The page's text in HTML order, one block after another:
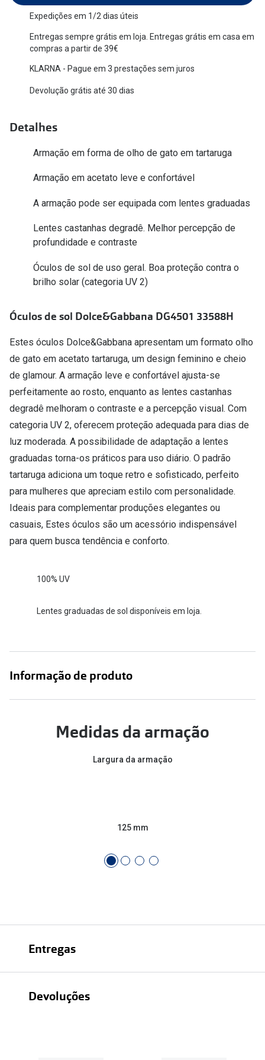
Versace
Prada
Todas as marcas
Marcas Exclusivas
Unofficial
Redondos
Conselhos
🆕 Guia de Compras para o formato do seu
Óculos de sol para todos
Lifestyle
Saiba mais sobre as suas marcas favoritas
Expedições em 1/2 dias úteis
Entregas sempre grátis em loja. Entregas grátis em casa em
compras a partir de 39€
KLARNA - Pague em 3 prestações sem juros
Devolução grátis até 30 dias
Detalhes
Armação em forma de olho de gato em tartaruga
Armação em acetato leve e confortável
A armação pode ser equipada com lentes graduadas
Lentes castanhas degradê. Melhor percepção de
profundidade e contraste
Óculos de sol de uso geral. Boa proteção contra o
brilho solar (categoria UV 2)
Óculos de sol Dolce&Gabbana DG4501 33588H
Estes óculos Dolce&Gabbana apresentam um formato olho
de gato em acetato tartaruga, um design feminino e cheio
de glamour. A armação leve e confortável ajusta-se
perfeitamente ao rosto, enquanto as lentes castanhas
degradê melhoram o contraste e a percepção visual. Com
categoria UV 2, oferecem proteção adequada para dias de
luz moderada. A possibilidade de adaptação a lentes
graduadas torna-os práticos para uso diário. O padrão
tartaruga adiciona um toque retro e sofisticado, perfeito
para mulheres que apreciam estilo com personalidade.
Ideais para complementar produções elegantes ou
casuais, Estes óculos são um acessório indispensável
para quem busca tendência e conforto.
100% UV
Lentes graduadas de sol disponíveis em loja.
Informação de produto
Medidas da armação
Largura da armação
125 mm
Entregas
Devoluções